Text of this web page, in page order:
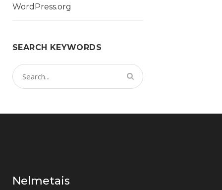
WordPress.org
SEARCH KEYWORDS
Nelmetais